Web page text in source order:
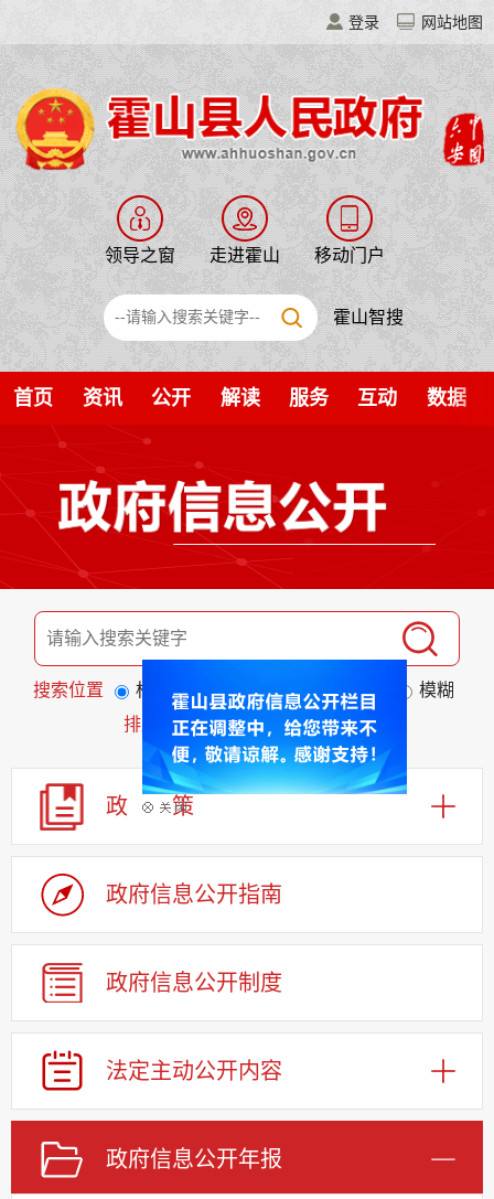
登录 网站地图
领导之窗 走进霍山 移动门户
霍山智搜
首页 资讯 公开 解读 服务 互动 数据
搜索位置 标题 全文 匹配度 精准
模糊
排序
发布日期 相关程度
政 策
政府信息公开指南
政府信息公开制度
法定主动公开内容
政府信息公开年报